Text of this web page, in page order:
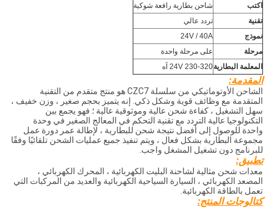
اكتب
شاحن بطارية رافعة شوكية
تقنية
تردد عالي
نموذج
24V / 40A
مرحلة
على مرحلة واحدة
المعلمة البطارية24V 230-320 آه
المقدمة:
الشاحن الأوتوماتيكي من سلسلة CZC7 هو منتج متقدم من التقنية
المتقدمة مع وظائف قوية وشكل ذكي. إنه يتميز بحجم صغير ، وزن خفيف ،
سهل التشغيل ، كفاءة شحن عالية وموثوقية عالية ؛ فهو يجمع بين
التكنولوجيا عالية التردد مع تقنية التحكم في المعالج الصغير في وحدة
واحدة للوصول إلى أفضل نتيجة شحن للبطارية ، لإطالة عمر دورة عمل
مجموعة البطارية بشكل فعال ، ويتم تنفيذ جميع عمليات الشحن تلقائيًا وفقًا
للبرنامج دون تشغيل المشغل واجب.
تطبيق:
معدات شحن مثالية لشاحنة البليت الكهربائية ، المحرك الكهربائي ،
المصعد الكهربائي ، السيارة السياحية الكهربائية والعديد من المركبات التي
تعمل بالطاقة الكهربائية.
كتالوجات المنتج: